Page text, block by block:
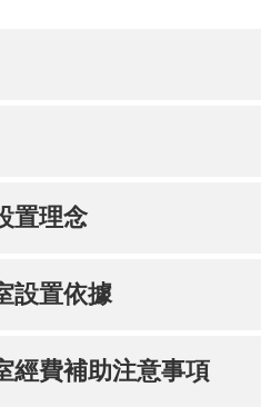
置理念
設置依據
經費補助注意事項